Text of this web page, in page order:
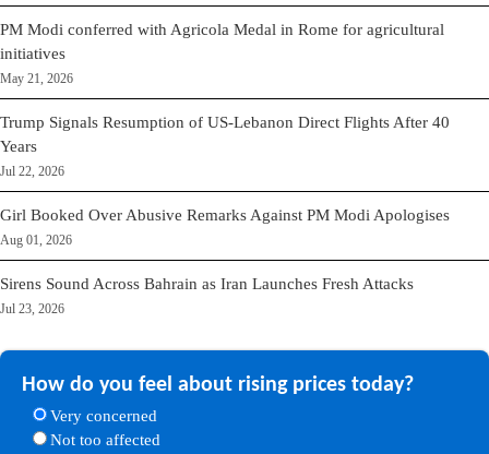
PM Modi conferred with Agricola Medal in Rome for agricultural
initiatives
May 21, 2026
Trump Signals Resumption of US-Lebanon Direct Flights After 40
Years
Jul 22, 2026
Girl Booked Over Abusive Remarks Against PM Modi Apologises
Aug 01, 2026
Sirens Sound Across Bahrain as Iran Launches Fresh Attacks
Jul 23, 2026
How do you feel about rising prices today?
Very concerned
Not too affected